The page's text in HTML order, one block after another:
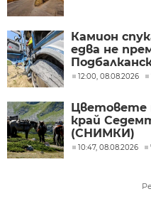
Камион
едва не
12:00, 08.08.2026
Цветовете
край
(СНИМКИ)
10:47, 08.08.2026